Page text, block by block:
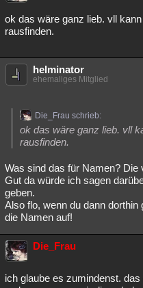
ok das wäre ganz lieb. vll
rausfinden.
helminator
ehemaliges Mitglied
Die_Frau schrieb:
ok das wäre ganz lieb. vll
rausfinden.
Was sind das für Namen? Die
Gut da würde ich sagen
geben.
Also flo, wenn du dann
die Namen auf!
Die_Frau
ich glaube es zumindenst.